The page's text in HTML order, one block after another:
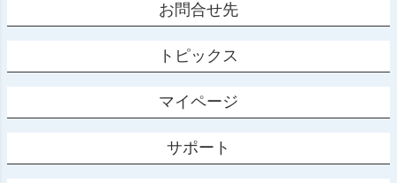
お問合せ先
トピックス
マイページ
サポート